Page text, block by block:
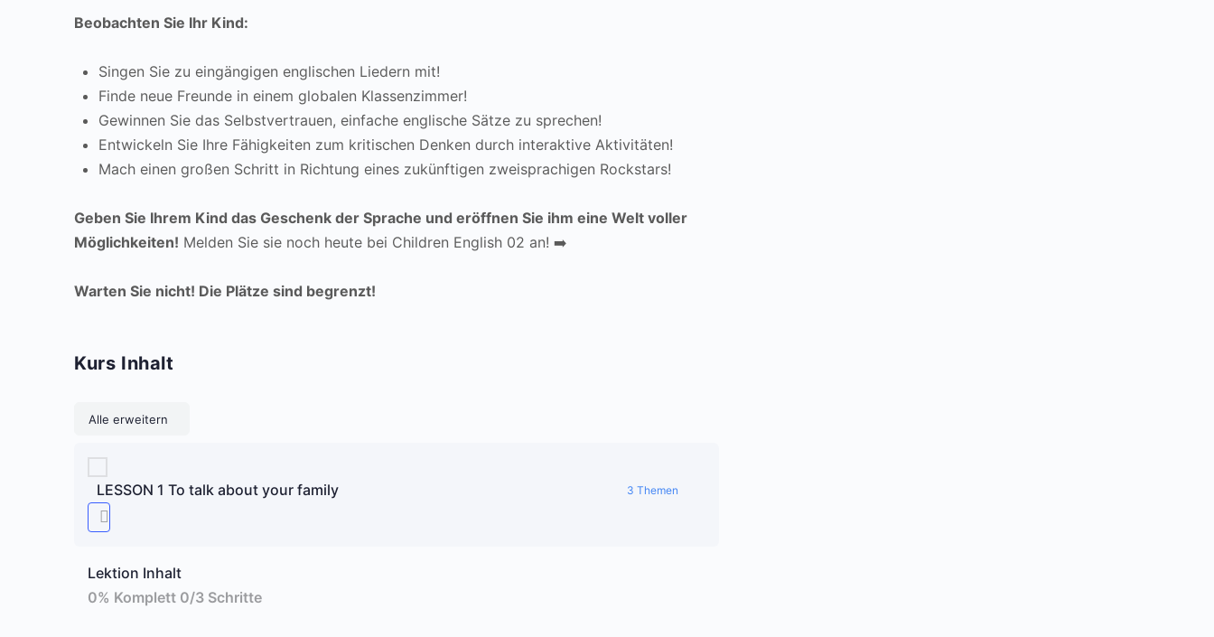
Beobachten Sie Ihr Kind:
Singen Sie zu eingängigen englischen Liedern mit!
Finde neue Freunde in einem globalen Klassenzimmer!
Gewinnen Sie das Selbstvertrauen, einfache englische Sätze zu sprechen! ️
Entwickeln Sie Ihre Fähigkeiten zum kritischen Denken durch interaktive Aktivitäten!
Mach einen großen Schritt in Richtung eines zukünftigen zweisprachigen Rockstars!
Geben Sie Ihrem Kind das Geschenk der Sprache und eröffnen Sie ihm eine Welt voller
Möglichkeiten! Melden Sie sie noch heute bei Children English 02 an! ➡️
Warten Sie nicht! Die Plätze sind begrenzt!
Kurs Inhalt
Alle erweitern
LESSON 1 To talk about your family 3 Themen
Lektion Inhalt
0% Komplett 0/3 Schritte